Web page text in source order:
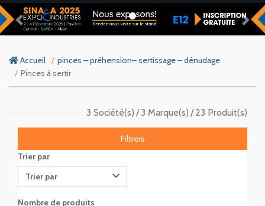
Previous
Accueil
pinces – préhension– sertissage – dénudage
Pinces à sertir
23 Produit(s)
3 Marque(s)
3 Société(s)
Filtrers
Trier par
Trier par
Nombre de produits